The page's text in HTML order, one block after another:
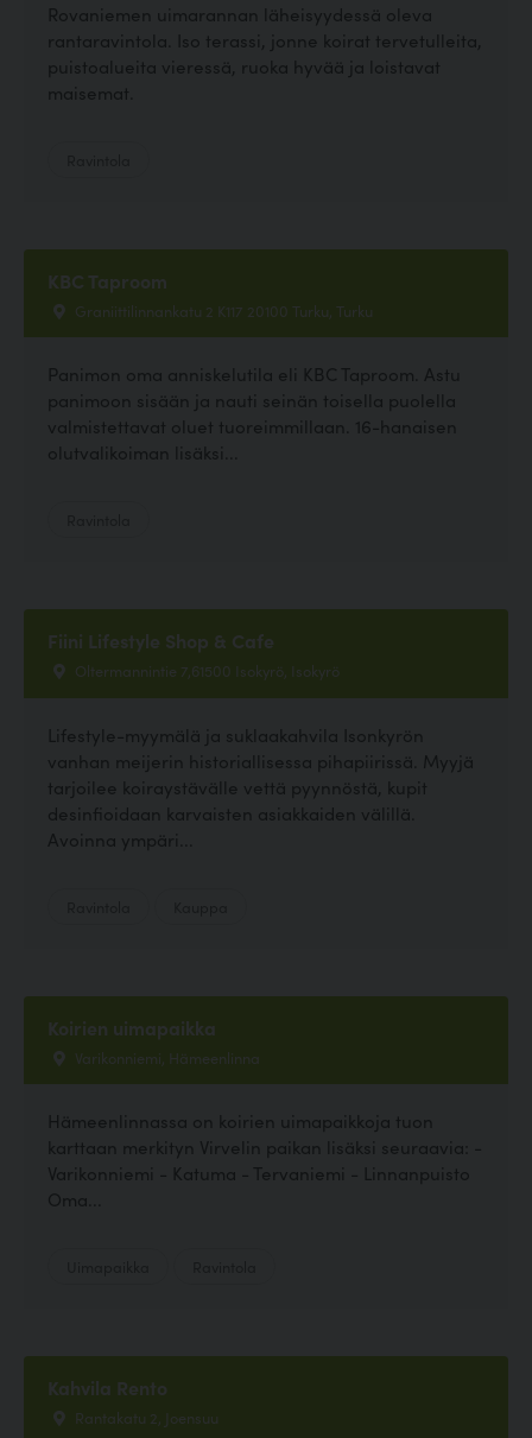
Rovaniemen uimarannan läheisyydessä oleva
rantaravintola. Iso terassi, jonne koirat tervetulleita,
puistoalueita vieressä, ruoka hyvää ja loistavat
maisemat.
KBC Taproom
Graniittilinnankatu 2 K117 20100 Turku, Turku
Panimon oma anniskelutila eli KBC Taproom. Astu
panimoon sisään ja nauti seinän toisella puolella
valmistettavat oluet tuoreimmillaan. 16-hanaisen
olutvalikoiman lisäksi...
Fiini Lifestyle Shop & Cafe
Oltermannintie 7,61500 Isokyrö, Isokyrö
Lifestyle-myymälä ja suklaakahvila Isonkyrön
vanhan meijerin historiallisessa pihapiirissä. Myyjä
tarjoilee koiraystävälle vettä pyynnöstä, kupit
desinfioidaan karvaisten asiakkaiden välillä.
Avoinna ympäri...
Koirien uimapaikka
Varikonniemi, Hämeenlinna
Hämeenlinnassa on koirien uimapaikkoja tuon
karttaan merkityn Virvelin paikan lisäksi seuraavia: -
Varikonniemi - Katuma - Tervaniemi - Linnanpuisto
Oma...
Kahvila Rento
Rantakatu 2, Joensuu